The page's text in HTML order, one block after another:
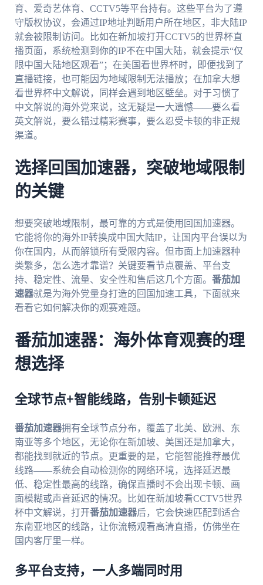
育、爱奇艺体育、CCTV5等平台持有。这些平台为了遵
守版权协议，会通过IP地址判断用户所在地区，非大陆IP
就会被限制访问。比如在新加坡打开CCTV5的世界杯直
播页面，系统检测到你的IP不在中国大陆，就会提示“仅
限中国大陆地区观看”；在美国看世界杯时，即便找到了
直播链接，也可能因为地域限制无法播放；在加拿大想
看世界杯中文解说，同样会遇到地区壁垒。对于习惯了
中文解说的海外党来说，这无疑是一大遗憾——要么看
英文解说，要么错过精彩赛事，要么忍受卡顿的非正规
渠道。
选择回国加速器，突破地域限制
的关键
想要突破地域限制，最可靠的方式是使用回国加速器。
它能将你的海外IP转换成中国大陆IP，让国内平台误以为
你在国内，从而解锁所有受限内容。但市面上加速器种
类繁多，怎么选才靠谱？关键要看节点覆盖、平台支
持、稳定性、流量、安全性和售后这几个方面。 番茄加
速器就是为海外党量身打造的回国加速工具，下面就来
看看它如何解决你的观赛难题。
番茄加速器：海外体育观赛的理
想选择
全球节点+智能线路，告别卡顿延迟
番茄加速器拥有全球节点分布，覆盖了北美、欧洲、东
南亚等多个地区，无论你在新加坡、美国还是加拿大，
都能找到就近的节点。更重要的是，它能智能推荐最优
线路——系统会自动检测你的网络环境，选择延迟最
低、稳定性最高的线路，确保直播时不会出现卡顿、画
面模糊或声音延迟的情况。比如在新加坡看CCTV5世界
杯中文解说，打开番茄加速器后，它会快速匹配到适合
东南亚地区的线路，让你流畅观看高清直播，仿佛坐在
国内客厅里一样。
多平台支持，一人多端同时用